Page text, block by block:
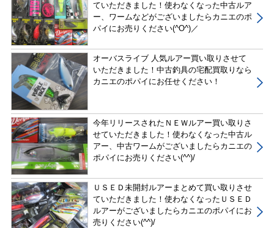
ていただきました！使わなくなった中古ルア
ー、ワームなどがございましたらカニエのポ
パイにお売りください(^O^)／
オーバスライブ 人気ルアー買い取りさせて
いただきました！中古釣具の宅配買取りなら
カニエのポパイにお任せください！
今年リリースされたＮＥＷルアー買い取りさ
せていただきました！使わなくなった中古ル
アー、中古ワームがございましたらカニエの
ポパイにお売りください(^^)/
ＵＳＥＤ未開封ルアーまとめて買い取りさせ
ていただきました！使わなくなったＵＳＥＤ
ルアーがございましたらカニエのポパイにお
売りください(^^)/